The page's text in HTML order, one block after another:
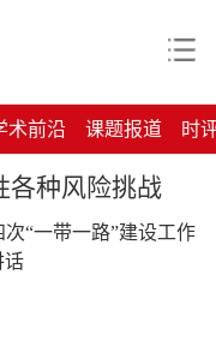
术前沿 课题报道 时
各种风险挑战
“一带一路”建设工作
话